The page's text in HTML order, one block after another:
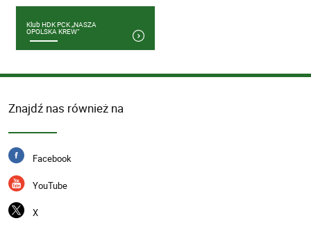
Klub HDK PCK „NASZA
OPOLSKA KREW”
Znajdź nas również na
Facebook
YouTube
X